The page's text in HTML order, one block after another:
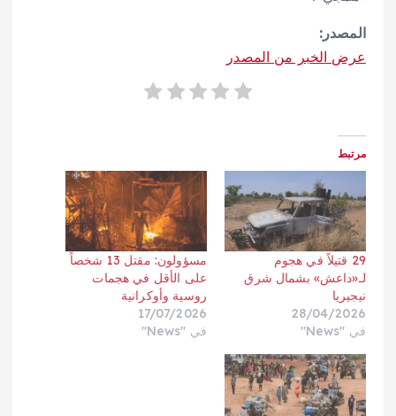
المصدر:
عرض الخبر من المصدر
مرتبط
29 قتيلاً في هجوم
لـ«داعش» بشمال شرق
نيجيريا
28/04/2026
في "News"
مسؤولون: مقتل 13 شخصاً
على الأقل في هجمات
روسية وأوكرانية
17/07/2026
في "News"